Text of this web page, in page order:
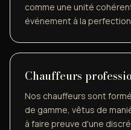
comme une unité
événement à la
Chauffeurs
Nos chauffeurs sont
de gamme, vêtus de
à faire preuve d'une